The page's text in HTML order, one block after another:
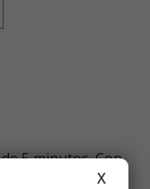
5 minutos. Con
X